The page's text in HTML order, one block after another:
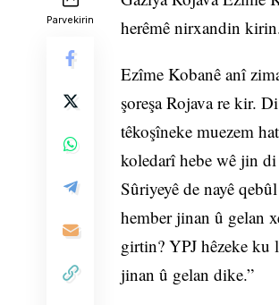
Parvekirin
herêmê nirxandin
Ezîme Kobanê anî
şoreşa Rojava re kir.
têkoşîneke muezem
koledarî hebe wê jin
Sûriyeyê de nayê
hember jinan û gelan
girtin? YPJ hêzeke ku
jinan û gelan dike.”